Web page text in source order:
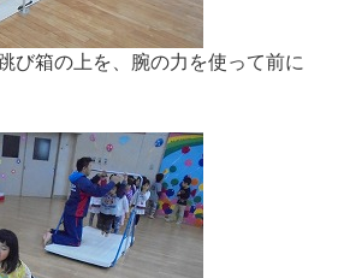
び箱の上を、腕の力を使って前に